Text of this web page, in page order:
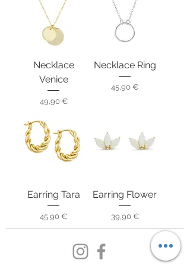
Necklace
Venice
Preis
49,90 €
Necklace Ring
Preis
45,90 €
Earring Tara
Preis
45,90 €
Earring Flower
Preis
39,90 €